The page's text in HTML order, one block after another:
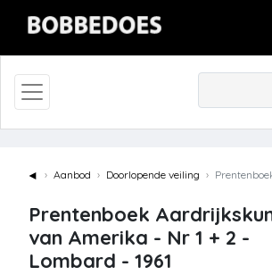
◄ Aanbod Doorlopende veiling Prentenboek
Prentenboek
van Amerika - Nr 1 + 2 -
Lombard - 1961